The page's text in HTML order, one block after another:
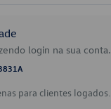
login na sua conta.
para clientes logados.